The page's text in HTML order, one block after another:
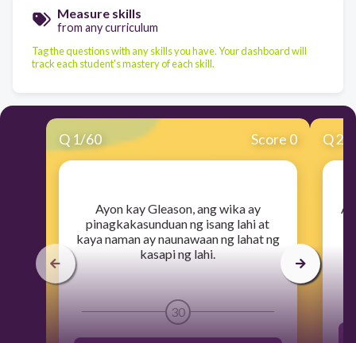
Measure skills
from any curriculum
Tag the questions with any skills you have. Your dashboard will
track each student's mastery of each skill.
Q 1/60 Score 0
​Ayon kay Gleason, ang wika ay
pinagkakasunduan ng isang lahi at
kaya naman ay naunawaan ng lahat ng
kasapi ng lahi.
30
Q2